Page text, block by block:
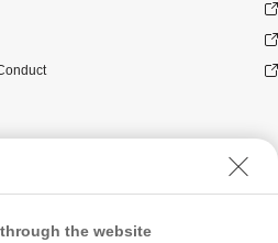
the website